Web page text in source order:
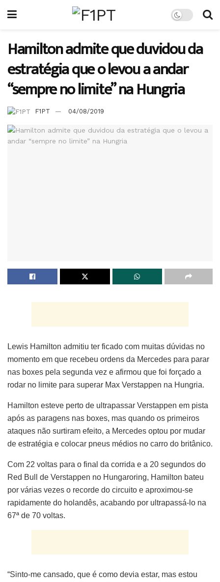
Hamilton admite que duvidou da
estratégia que o levou a andar
“sempre no limite” na Hungria
F1PT 04/08/2019
Lewis Hamilton admitiu ter ficado com muitas dúvidas no
momento em que recebeu ordens da Mercedes para parar
nas boxes pela segunda vez e afirmou que foi forçado a
rodar no limite para superar Max Verstappen na Hungria.
Hamilton esteve perto de ultrapassar Verstappen em pista
após as paragens nas boxes, mas quando os primeiros
ataques não surtiram efeito, a Mercedes optou por mudar
de estratégia e colocar pneus médios no carro do britânico.
Com 22 voltas para o final da corrida e a 20 segundos do
Red Bull de Verstappen no Hungaroring, Hamilton bateu
por várias vezes o recorde do circuito e aproximou-se
rapidamente do holandês, acabando por ultrapassá-lo na
67ª de 70 voltas.
“Sinto-me cansado, que é como devia estar, mas estou